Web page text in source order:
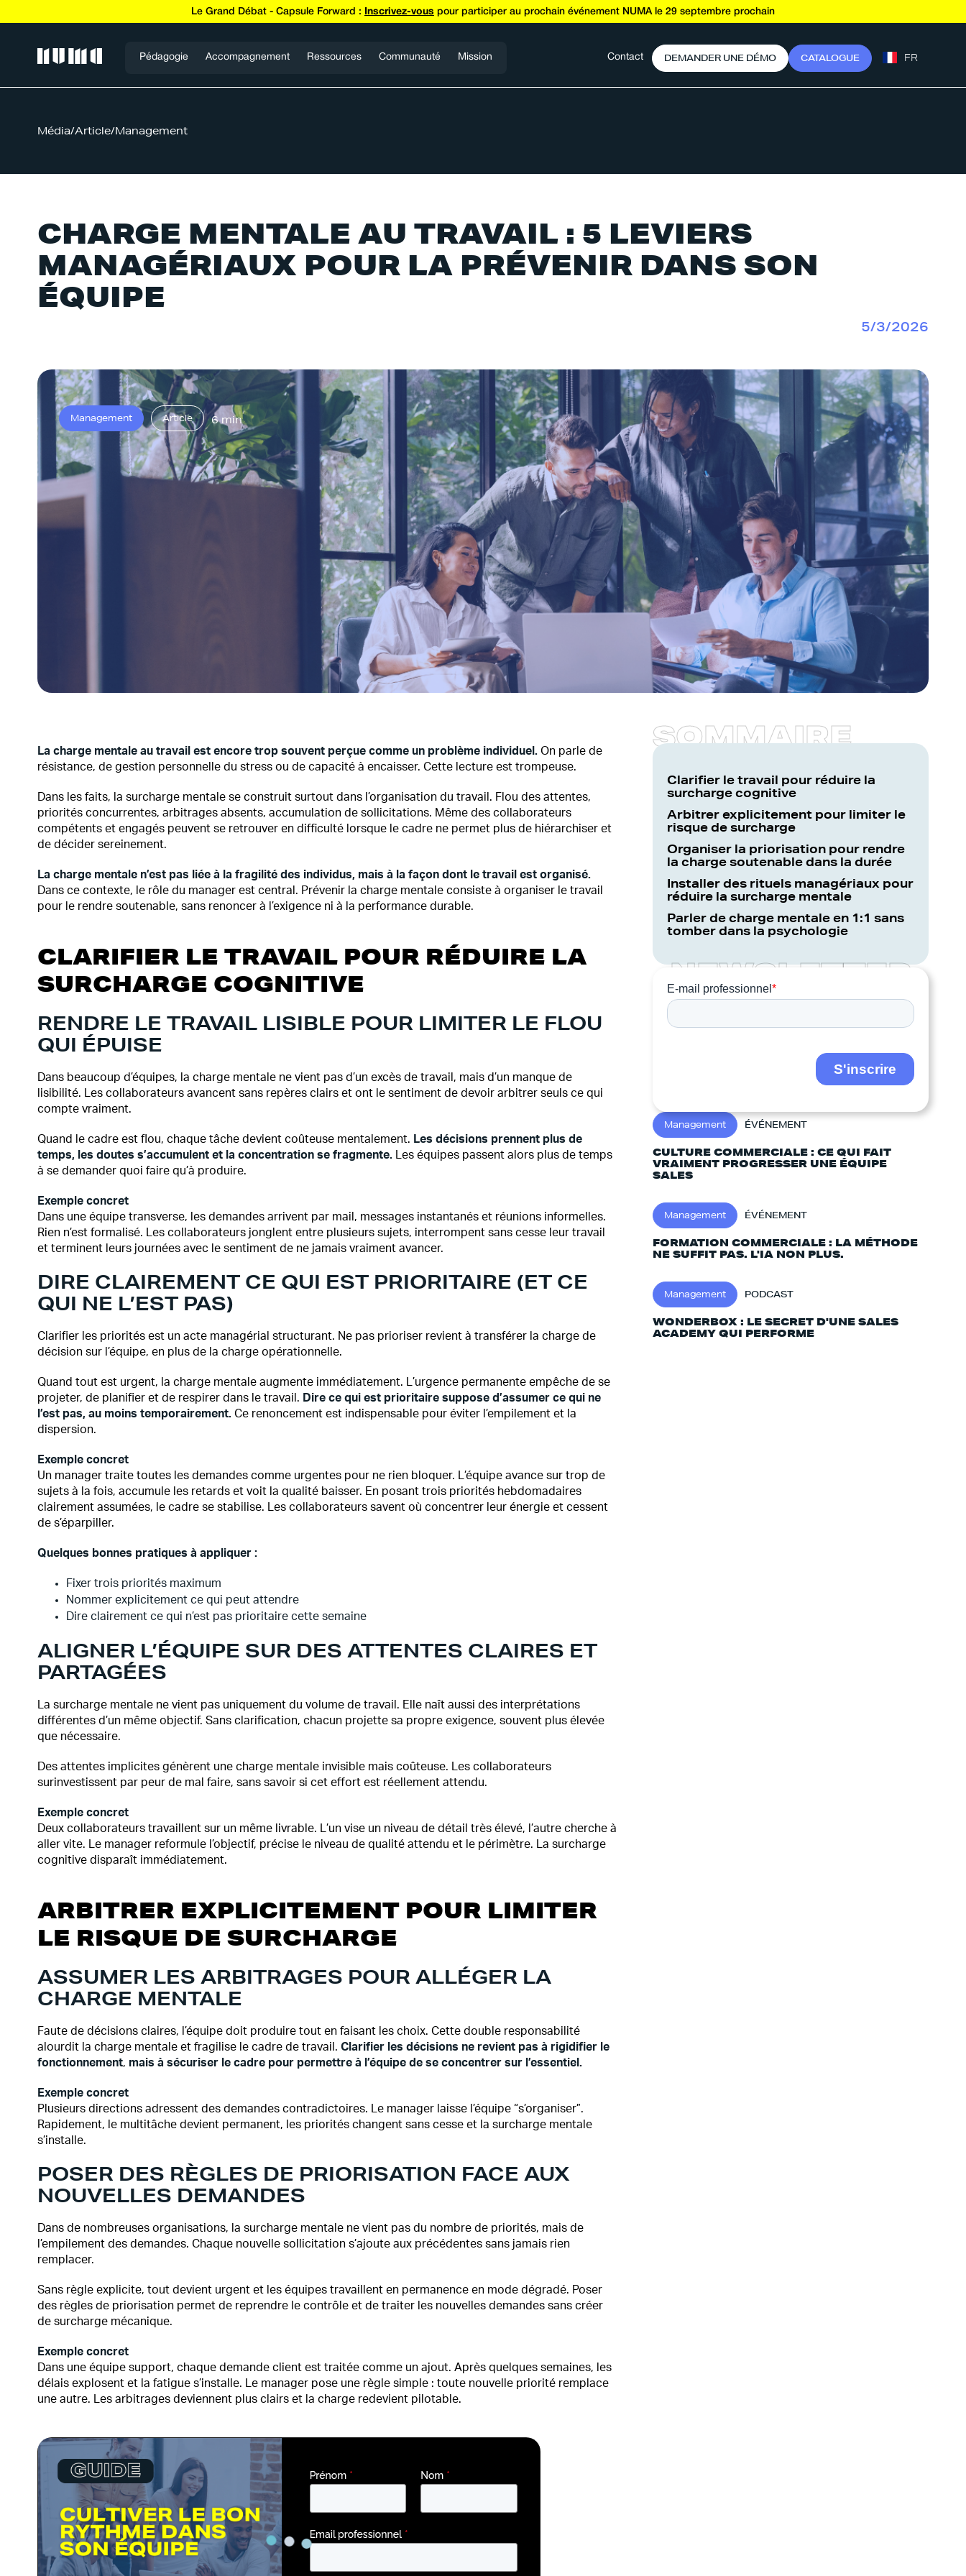
Le Grand Débat - Capsule Forward : Inscrivez-vous pour participer au prochain événement NUMA le 29 septembre prochain
Pédagogie Accompagnement Ressources Communauté Mission Contact DEMANDER UNE DÉMO CATALOGUE FR
Média/Article/Management
CHARGE MENTALE AU TRAVAIL : 5 LEVIERS
MANAGÉRIAUX POUR LA PRÉVENIR DANS SON
ÉQUIPE
5/3/2026
Management Article 6 min
La charge mentale au travail est encore trop souvent perçue comme un problème individuel. On parle de
résistance, de gestion personnelle du stress ou de capacité à encaisser. Cette lecture est trompeuse.
Dans les faits, la surcharge mentale se construit surtout dans l’organisation du travail. Flou des attentes,
priorités concurrentes, arbitrages absents, accumulation de sollicitations. Même des collaborateurs
compétents et engagés peuvent se retrouver en difficulté lorsque le cadre ne permet plus de hiérarchiser et
de décider sereinement.
La charge mentale n’est pas liée à la fragilité des individus, mais à la façon dont le travail est organisé.
Dans ce contexte, le rôle du manager est central. Prévenir la charge mentale consiste à organiser le travail
pour le rendre soutenable, sans renoncer à l’exigence ni à la performance durable.
CLARIFIER LE TRAVAIL POUR RÉDUIRE LA
SURCHARGE COGNITIVE
RENDRE LE TRAVAIL LISIBLE POUR LIMITER LE FLOU
QUI ÉPUISE
Dans beaucoup d’équipes, la charge mentale ne vient pas d’un excès de travail, mais d’un manque de
lisibilité. Les collaborateurs avancent sans repères clairs et ont le sentiment de devoir arbitrer seuls ce qui
compte vraiment.
Quand le cadre est flou, chaque tâche devient coûteuse mentalement. Les décisions prennent plus de
temps, les doutes s’accumulent et la concentration se fragmente. Les équipes passent alors plus de temps
à se demander quoi faire qu’à produire.
Exemple concret
Dans une équipe transverse, les demandes arrivent par mail, messages instantanés et réunions informelles.
Rien n’est formalisé. Les collaborateurs jonglent entre plusieurs sujets, interrompent sans cesse leur travail
et terminent leurs journées avec le sentiment de ne jamais vraiment avancer.
DIRE CLAIREMENT CE QUI EST PRIORITAIRE (ET CE
QUI NE L’EST PAS)
Clarifier les priorités est un acte managérial structurant. Ne pas prioriser revient à transférer la charge de
décision sur l’équipe, en plus de la charge opérationnelle.
Quand tout est urgent, la charge mentale augmente immédiatement. L’urgence permanente empêche de se
projeter, de planifier et de respirer dans le travail. Dire ce qui est prioritaire suppose d’assumer ce qui ne
l’est pas, au moins temporairement. Ce renoncement est indispensable pour éviter l’empilement et la
dispersion.
Exemple concret
Un manager traite toutes les demandes comme urgentes pour ne rien bloquer. L’équipe avance sur trop de
sujets à la fois, accumule les retards et voit la qualité baisser. En posant trois priorités hebdomadaires
clairement assumées, le cadre se stabilise. Les collaborateurs savent où concentrer leur énergie et cessent
de s’éparpiller.
Quelques bonnes pratiques à appliquer :
Fixer trois priorités maximum
Nommer explicitement ce qui peut attendre
Dire clairement ce qui n’est pas prioritaire cette semaine
ALIGNER L’ÉQUIPE SUR DES ATTENTES CLAIRES ET
PARTAGÉES
La surcharge mentale ne vient pas uniquement du volume de travail. Elle naît aussi des interprétations
différentes d’un même objectif. Sans clarification, chacun projette sa propre exigence, souvent plus élevée
que nécessaire.
Des attentes implicites génèrent une charge mentale invisible mais coûteuse. Les collaborateurs
surinvestissent par peur de mal faire, sans savoir si cet effort est réellement attendu.
Exemple concret
Deux collaborateurs travaillent sur un même livrable. L’un vise un niveau de détail très élevé, l’autre cherche à
aller vite. Le manager reformule l’objectif, précise le niveau de qualité attendu et le périmètre. La surcharge
cognitive disparaît immédiatement.
ARBITRER EXPLICITEMENT POUR LIMITER
LE RISQUE DE SURCHARGE
ASSUMER LES ARBITRAGES POUR ALLÉGER LA
CHARGE MENTALE
Faute de décisions claires, l’équipe doit produire tout en faisant les choix. Cette double responsabilité
alourdit la charge mentale et fragilise le cadre de travail. Clarifier les décisions ne revient pas à rigidifier le
fonctionnement, mais à sécuriser le cadre pour permettre à l’équipe de se concentrer sur l’essentiel.
Exemple concret
Plusieurs directions adressent des demandes contradictoires. Le manager laisse l’équipe “s’organiser”.
Rapidement, le multitâche devient permanent, les priorités changent sans cesse et la surcharge mentale
s’installe.
POSER DES RÈGLES DE PRIORISATION FACE AUX
NOUVELLES DEMANDES
Dans de nombreuses organisations, la surcharge mentale ne vient pas du nombre de priorités, mais de
l’empilement des demandes. Chaque nouvelle sollicitation s’ajoute aux précédentes sans jamais rien
remplacer.
Sans règle explicite, tout devient urgent et les équipes travaillent en permanence en mode dégradé. Poser
des règles de priorisation permet de reprendre le contrôle et de traiter les nouvelles demandes sans créer
de surcharge mécanique.
Exemple concret
Dans une équipe support, chaque demande client est traitée comme un ajout. Après quelques semaines, les
délais explosent et la fatigue s’installe. Le manager pose une règle simple : toute nouvelle priorité remplace
une autre. Les arbitrages deviennent plus clairs et la charge redevient pilotable.
Clarifier le travail pour réduire la
surcharge cognitive
Arbitrer explicitement pour limiter le
risque de surcharge
Organiser la priorisation pour rendre
la charge soutenable dans la durée
Installer des rituels managériaux pour
réduire la surcharge mentale
Parler de charge mentale en 1:1 sans
tomber dans la psychologie
SOMMAIRE
NEWSLETTER
Management ÉVÉNEMENT
CULTURE COMMERCIALE : CE QUI FAIT
VRAIMENT PROGRESSER UNE ÉQUIPE
SALES
Management ÉVÉNEMENT
FORMATION COMMERCIALE : LA MÉTHODE
NE SUFFIT PAS. L'IA NON PLUS.‍
Management PODCAST
WONDERBOX : LE SECRET D'UNE SALES
ACADEMY QUI PERFORME